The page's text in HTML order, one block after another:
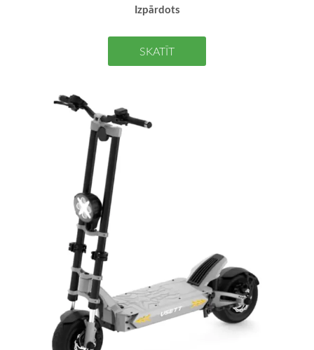
Izpārdots
SKATĪT